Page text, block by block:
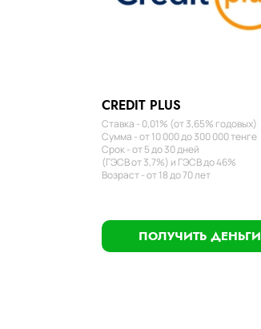
CREDIT PLUS
Ставка - 0,01% (от 3,65% годовых)
Сумма - от 10 000 до 300 000 тенге
Срок - от 5 до 30 дней
(ГЭСВ от 3,7%) и ГЭСВ до 46%
Возраст - от 18 до 70 лет
ПОЛУЧИТЬ ДЕНЬГИ